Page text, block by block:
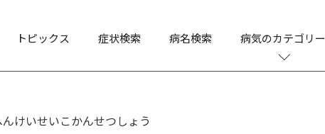
トピックス 症状検索 病名検索 病気のカテゴリー
んけいせいこかんせつしょう